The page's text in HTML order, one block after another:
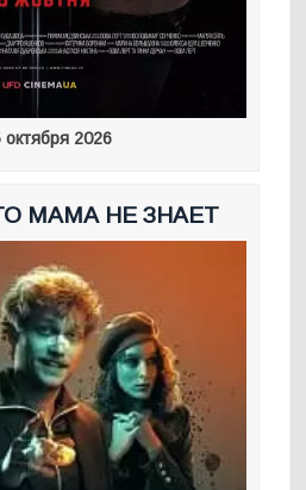
октября 2026
МАМА НЕ ЗНАЕТ